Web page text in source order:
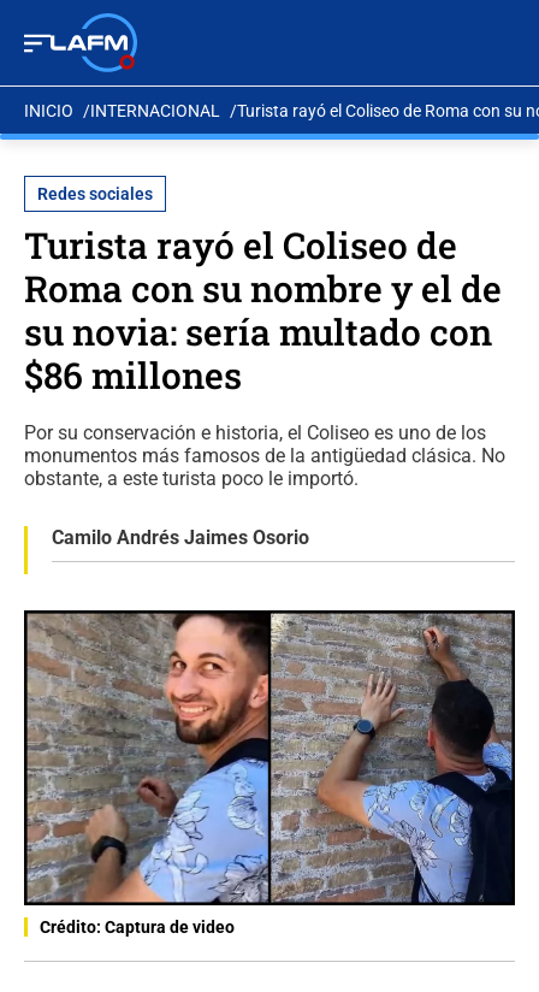
INICIO INTERNACIONAL Turista rayó el Coliseo de Roma con su
Redes sociales
Turista rayó el Coliseo de
Roma con su nombre y el de
su novia: sería multado con
$86 millones
Por su conservación e historia, el Coliseo es uno de los
monumentos más famosos de la antigüedad clásica. No
obstante, a este turista poco le importó.
Camilo Andrés Jaimes Osorio
Crédito: Captura de video